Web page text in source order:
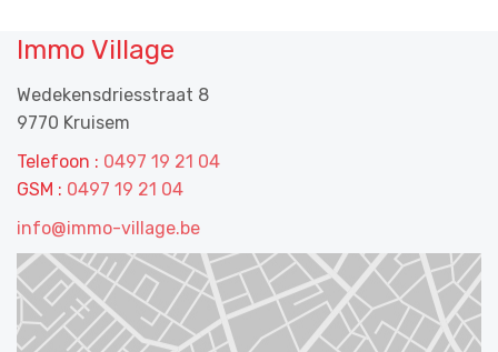
Immo Village
Wedekensdriesstraat 8
9770 Kruisem
Telefoon : 0497 19 21 04
GSM : 0497 19 21 04
info@immo-village.be